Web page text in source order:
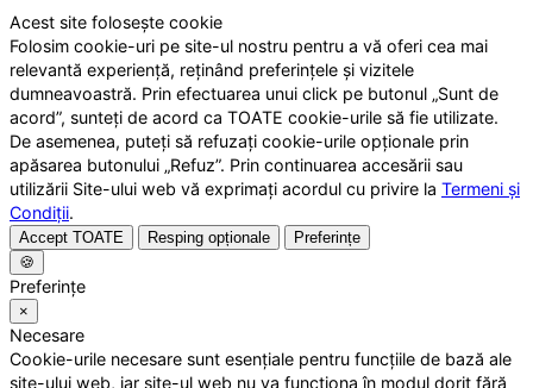
Acest site folosește cookie
Folosim cookie-uri pe site-ul nostru pentru a vă oferi cea mai
relevantă experiență, reținând preferințele și vizitele
dumneavoastră. Prin efectuarea unui click pe butonul „Sunt de
acord”, sunteți de acord ca TOATE cookie-urile să fie utilizate.
De asemenea, puteți să refuzați cookie-urile opționale prin
apăsarea butonului „Refuz”. Prin continuarea accesării sau
utilizării Site-ului web vă exprimați acordul cu privire la Termeni și
Condiții.
Accept TOATE Resping opționale
Preferințe
🍪
Preferințe
×
Necesare
Cookie-urile necesare sunt esențiale pentru funcțiile de bază ale
site-ului web, iar site-ul web nu va funcționa în modul dorit fără